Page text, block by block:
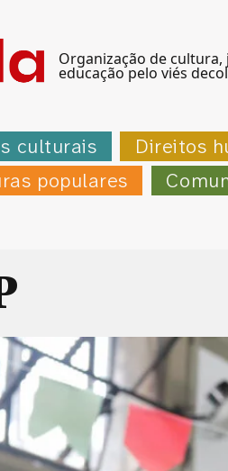
Organização de
educação pelo viés
culturais
Direitos
populares